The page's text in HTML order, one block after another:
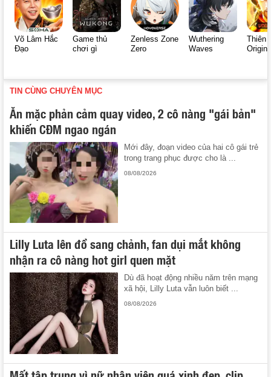
Võ Lâm Hắc
Đạo
Game thủ
chơi gì
Zenless Zone
Zero
Wuthering
Waves
Thiên
Origin
TIN CÙNG CHUYÊN MỤC
Ăn mặc phản cảm quay video, 2 cô nàng "gái bản"
khiến CĐM ngao ngán
Mới đây, đoạn video của hai cô gái trẻ
trong trang phục được cho là ...
08/08/2026
Lilly Luta lên đồ sang chảnh, fan dụi mắt không
nhận ra cô nàng hot girl quen mặt
Dù đã hoạt động nhiều năm trên mạng
xã hội, Lilly Luta vẫn luôn biết ...
08/08/2026